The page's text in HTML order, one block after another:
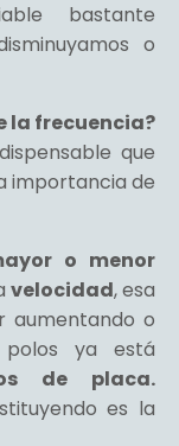
bastante
o
la frecuencia?
que
importancia de
o menor
velocidad, esa
aumentando o
ya está
de placa.
es la